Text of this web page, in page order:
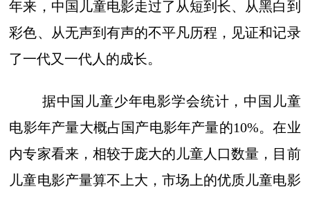
年来，中国儿童电影走过了从短到长、从黑白到
彩色、从无声到有声的不平凡历程，见证和记录
了一代又一代人的成长。
据中国儿童少年电影学会统计，中国儿童
电影年产量大概占国产电影年产量的10%。在业
内专家看来，相较于庞大的儿童人口数量，目前
儿童电影产量算不上大，市场上的优质儿童电影